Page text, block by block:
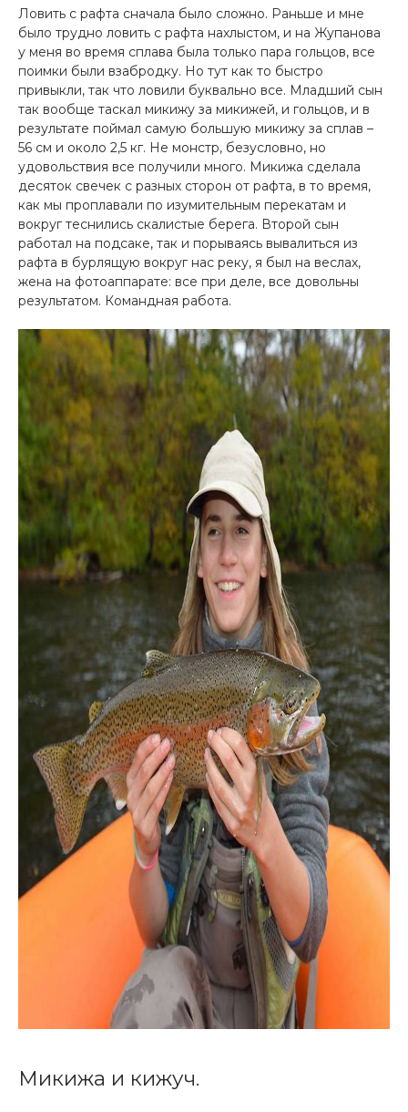
Ловить с рафта сначала было сложно. Раньше и мне
было трудно ловить с рафта нахлыстом, и на Жупанова
у меня во время сплава была только пара гольцов, все
поимки были взабродку. Но тут как то быстро
привыкли, так что ловили буквально все. Младший сын
так вообще таскал микижу за микижей, и гольцов, и в
результате поймал самую большую микижу за сплав –
56 см и около 2,5 кг. Не монстр, безусловно, но
удовольствия все получили много. Микижа сделала
десяток свечек с разных сторон от рафта, в то время,
как мы проплавали по изумительным перекатам и
вокруг теснились скалистые берега. Второй сын
работал на подсаке, так и порываясь вывалиться из
рафта в бурлящую вокруг нас реку, я был на веслах,
жена на фотоаппарате: все при деле, все довольны
результатом. Командная работа.
Микижа и кижуч.